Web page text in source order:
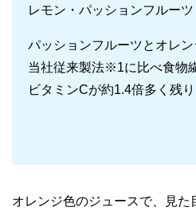
レモン・パッションフルー
パッションフルーツとオレン
当社従来製法※1に比べ食物
ビタミンCが約1.4倍多く残り
オレンジ色のジュースで、見